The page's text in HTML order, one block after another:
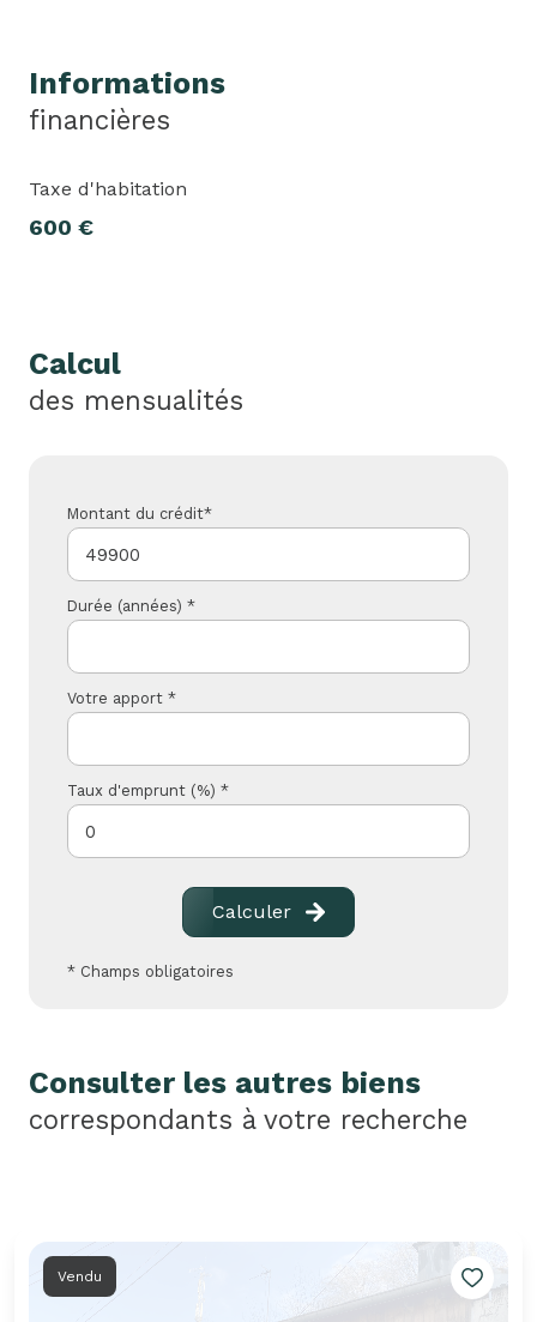
Informations
financières
Taxe d'habitation
600 €
Calcul
des mensualités
Montant du crédit*
Durée (années) *
Votre apport *
Taux d'emprunt (%) *
Calculer
* Champs obligatoires
Consulter les autres biens
correspondants à votre recherche
Vendu